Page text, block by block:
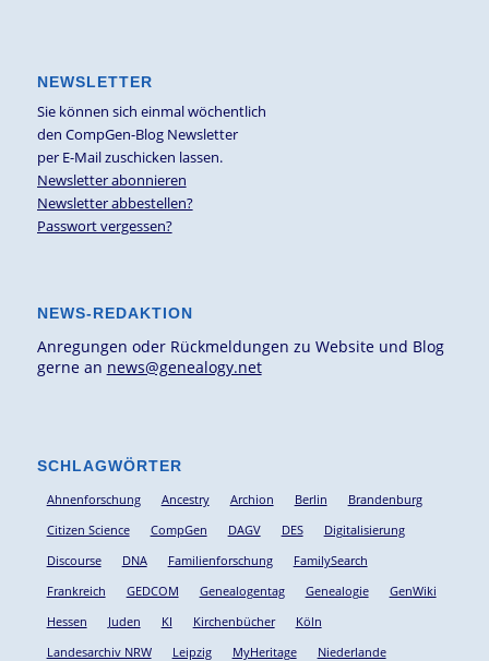
NEWSLETTER
Sie können sich einmal wöchentlich
den CompGen-Blog Newsletter
per E-Mail zuschicken lassen.
Newsletter abonnieren
Newsletter abbestellen?
Passwort vergessen?
NEWS-REDAKTION
Anregungen oder Rückmeldungen zu Website und Blog
gerne an news@genealogy.net
SCHLAGWÖRTER
Ahnenforschung Ancestry Archion Berlin
Brandenburg
Citizen Science
CompGen DAGV DES
Digitalisierung
Discourse
DNA Familienforschung
FamilySearch
Frankreich
GEDCOM Genealogentag Genealogie
GenWiki
Hessen
Juden KI Kirchenbücher
Köln
Landesarchiv NRW
Leipzig MyHeritage
Niederlande